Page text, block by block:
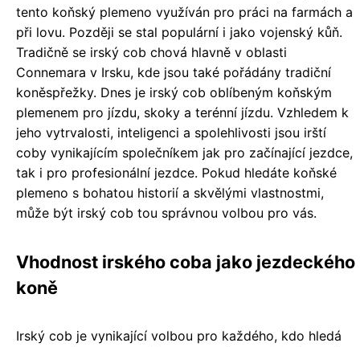
tento koňský plemeno využíván pro práci na farmách a
při lovu. Později se stal populární i jako vojenský kůň.
Tradičně se irský cob chová hlavně v oblasti
Connemara v Irsku, kde jsou také pořádány tradiční
koněspřežky. Dnes je irský cob oblíbeným koňským
plemenem pro jízdu, skoky a terénní jízdu. Vzhledem k
jeho vytrvalosti, inteligenci a spolehlivosti jsou irští
coby vynikajícím společníkem jak pro začínající jezdce,
tak i pro profesionální jezdce. Pokud hledáte koňské
plemeno s bohatou historií a skvělými vlastnostmi,
může být irský cob tou správnou volbou pro vás.
Vhodnost irského coba jako jezdeckého
koně
Irský cob je vynikající volbou pro každého, kdo hledá